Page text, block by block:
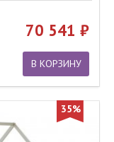
70 541
В КОРЗИНУ
35%